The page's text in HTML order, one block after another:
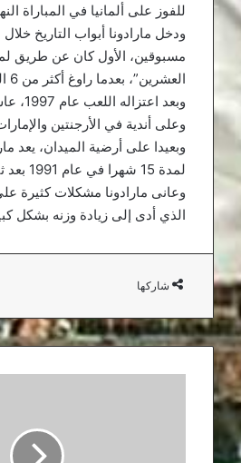
للفوز على ألمانيا في المباراة
مسبوقين، الأول كان عن طريق
العشرين”، بعدما راوغ أكثر من 6 اللاعبين من منتصف الملعب.
وبعد
وعلى أندية في الأرجنتين
وبعيدا على أرضية الميدان، يعد
لمدة 15 شهرا في عام 1991 بعد ثبوت تعاطيه مخدرات.
وعانى مارادونا مشكلات كثيرة
الذي أدى إلى زيادة وزنه بشكل
شاركها